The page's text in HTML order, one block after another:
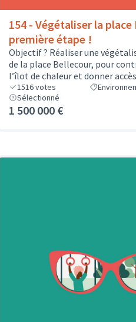
154 - Végétaliser la
première étape !
Objectif ? Réaliser une
de la place Bellecour, pour
l’îlot de chaleur et donner accès
1516votes
Sélectionné
1 500 000 €